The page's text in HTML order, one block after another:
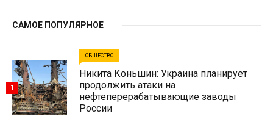
САМОЕ ПОПУЛЯРНОЕ
ОБЩЕСТВО
Никита Коньшин: Украина планирует
продолжить атаки на
нефтеперерабатывающие заводы
России
1